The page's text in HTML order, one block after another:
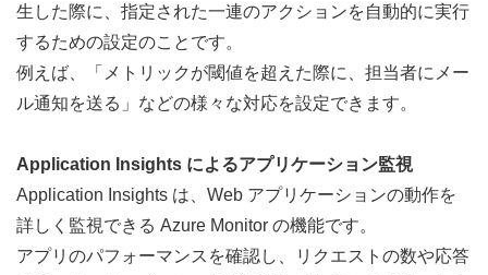
生した際に、指定された一連のアクションを自動的に実行
するための設定のことです。
例えば、「メトリックが閾値を超えた際に、担当者にメー
ル通知を送る」などの様々な対応を設定できます。
Application Insights によるアプリケーション監視
Application Insights は、Web アプリケーションの動作を
詳しく監視できる Azure Monitor の機能です。
アプリのパフォーマンスを確認し、リクエストの数や応答